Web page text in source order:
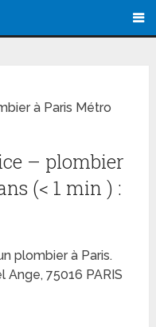
à Paris Métro
– plombier
(< 1 min ) :
plombier à Paris.
Ange, 75016 PARIS